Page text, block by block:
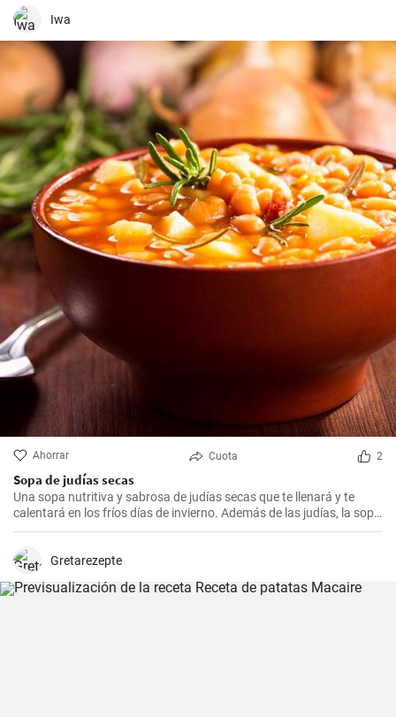
guarniciones favoritas como pan crujiente, verduras o incluso
frutas para una experiencia culinaria inolvidable.
Iwa
Ahorrar Cuota 2
Sopa de judías secas
Una sopa nutritiva y sabrosa de judías secas que te llenará y te
calentará en los fríos días de invierno. Además de las judías, la sopa
también tiene patatas, zanahorias y cebolla, que le dan un rico
Gretarezepte